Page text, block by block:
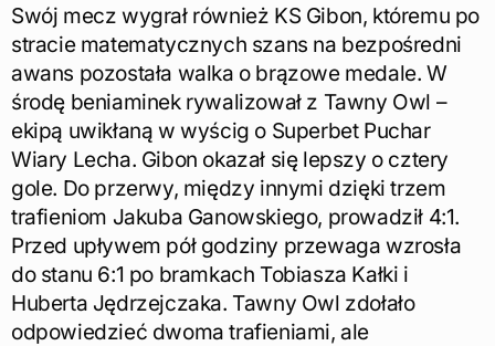
Swój mecz wygrał również KS Gibon, któremu po
stracie matematycznych szans na bezpośredni
awans pozostała walka o brązowe medale. W
środę beniaminek rywalizował z Tawny Owl –
ekipą uwikłaną w wyścig o Superbet Puchar
Wiary Lecha. Gibon okazał się lepszy o cztery
gole. Do przerwy, między innymi dzięki trzem
trafieniom Jakuba Ganowskiego, prowadził 4:1.
Przed upływem pół godziny przewaga wzrosła
do stanu 6:1 po bramkach Tobiasza Kałki i
Huberta Jędrzejczaka. Tawny Owl zdołało
odpowiedzieć dwoma trafieniami, ale